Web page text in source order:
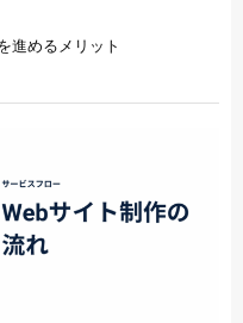
進めるメリット